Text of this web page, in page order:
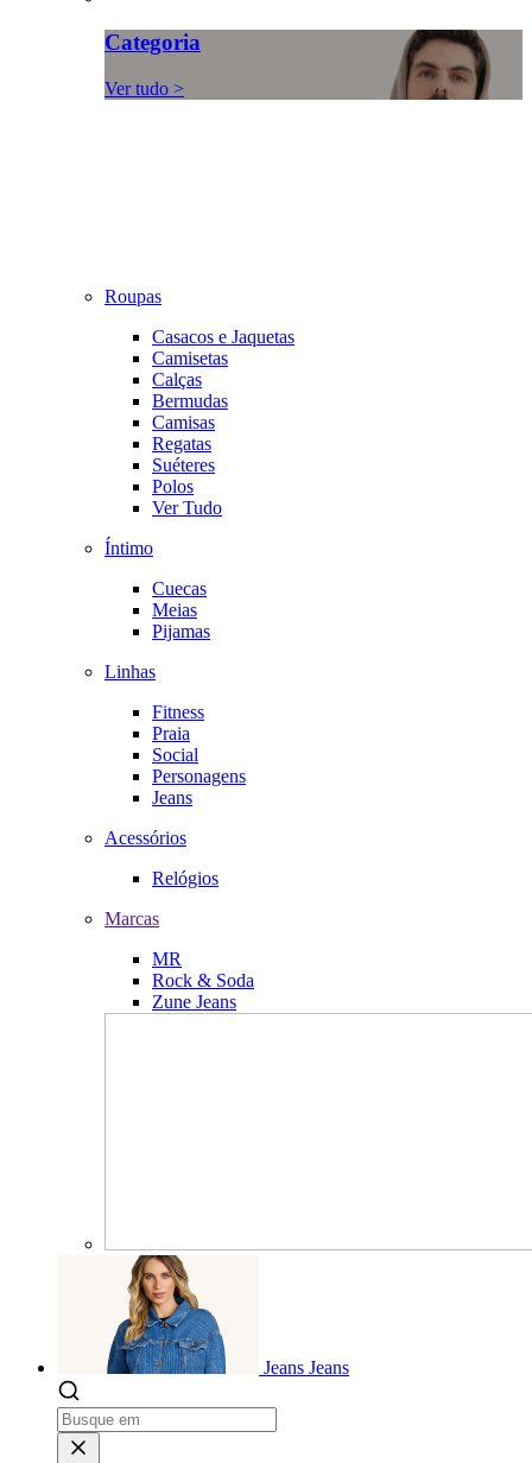
Categoria
Ver tudo >
Roupas
Casacos e Jaquetas
Camisetas
Calças
Bermudas
Camisas
Regatas
Suéteres
Polos
Ver Tudo
Íntimo
Cuecas
Meias
Pijamas
Linhas
Fitness
Praia
Social
Personagens
Jeans
Acessórios
Relógios
Marcas
MR
Rock & Soda
Zune Jeans
Jeans Jeans